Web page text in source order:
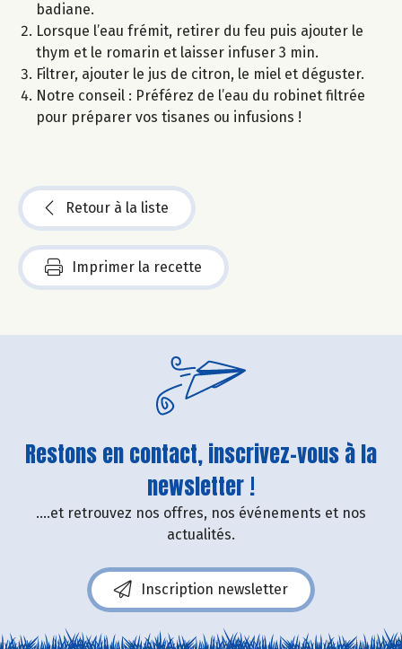
badiane.
Lorsque l’eau frémit, retirer du feu puis ajouter le
thym et le romarin et laisser infuser 3 min.
Filtrer, ajouter le jus de citron, le miel et déguster.
Notre conseil : Préférez de l’eau du robinet filtrée
pour préparer vos tisanes ou infusions !
Retour à la liste
Imprimer la recette
Restons en contact, inscrivez-vous à la
newsletter !
....et retrouvez nos offres, nos événements et nos
actualités.
Inscription newsletter